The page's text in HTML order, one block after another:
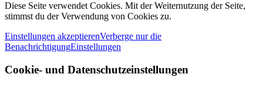
Diese Seite verwendet Cookies. Mit der Weiternutzung der Seite,
stimmst du der Verwendung von Cookies zu.
Einstellungen akzeptierenVerberge nur die
BenachrichtigungEinstellungen
Cookie- und Datenschutzeinstellungen